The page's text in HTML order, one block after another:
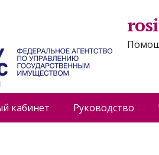
кабинет Руководство